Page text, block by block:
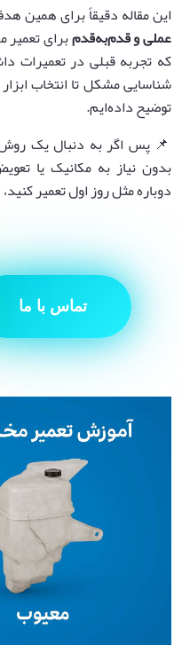
این مقاله دقیقاً برای همین
عملی و قدم‌به‌قدمبرای
که تجربه قبلی در تعمیرات
شناسایی مشکل تا انتخاب
توضیح داده‌ایم.
📌 پس اگر به دنبال یک
بدون نیاز به مکانیک یا
دوباره مثل روز اول تعمیر
تماس با ما